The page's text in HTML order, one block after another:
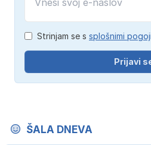
Strinjam se s splošnimi pogoji
Prijavi
ŠALA DNEVA